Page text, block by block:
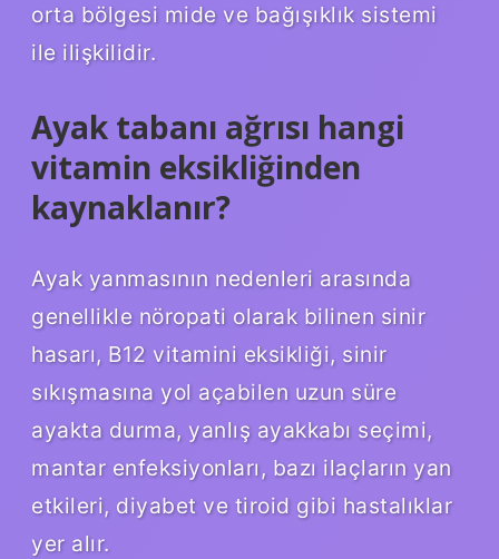
orta bölgesi mide ve bağışıklık sistemi
ile ilişkilidir.
Ayak tabanı ağrısı hangi
vitamin eksikliğinden
kaynaklanır?
Ayak yanmasının nedenleri arasında
genellikle nöropati olarak bilinen sinir
hasarı, B12 vitamini eksikliği, sinir
sıkışmasına yol açabilen uzun süre
ayakta durma, yanlış ayakkabı seçimi,
mantar enfeksiyonları, bazı ilaçların yan
etkileri, diyabet ve tiroid gibi hastalıklar
yer alır.